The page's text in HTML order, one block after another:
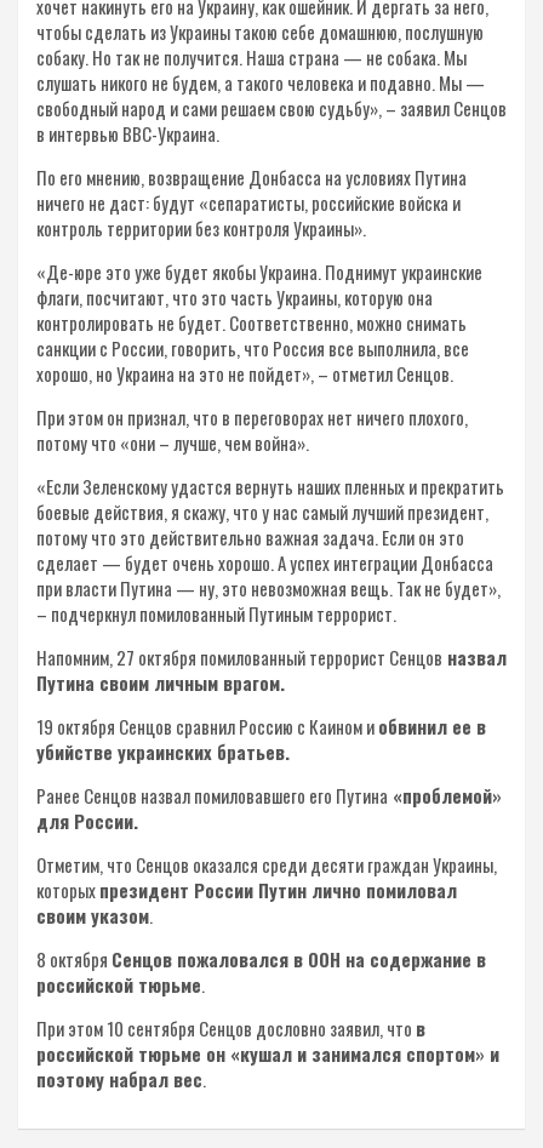
хочет накинуть его на Украину, как ошейник. И дергать за него,
чтобы сделать из Украины такою себе домашнюю, послушную
собаку. Но так не получится. Наша страна — не собака. Мы
слушать никого не будем, а такого человека и подавно. Мы —
свободный народ и сами решаем свою судьбу», – заявил Сенцов
в интервью ВВС-Украина.
По его мнению, возвращение Донбасса на условиях Путина
ничего не даст: будут «сепаратисты, российские войска и
контроль территории без контроля Украины».
«Де-юре это уже будет якобы Украина. Поднимут украинские
флаги, посчитают, что это часть Украины, которую она
контролировать не будет. Соответственно, можно снимать
санкции с России, говорить, что Россия все выполнила, все
хорошо, но Украина на это не пойдет», – отметил Сенцов.
При этом он признал, что в переговорах нет ничего плохого,
потому что «они – лучше, чем война».
«Если Зеленскому удастся вернуть наших пленных и прекратить
боевые действия, я скажу, что у нас самый лучший президент,
потому что это действительно важная задача. Если он это
сделает — будет очень хорошо. А успех интеграции Донбасса
при власти Путина — ну, это невозможная вещь. Так не будет»,
– подчеркнул помилованный Путиным террорист.
Напомним, 27 октября помилованный террорист Сенцов назвал
Путина своим личным врагом.
19 октября Сенцов сравнил Россию с Каином иобвинил ее в
убийстве украинских братьев.
Ранее Сенцов назвал помиловавшего его Путина «проблемой»
для России.
Отметим, что Сенцов оказался среди десяти граждан Украины,
которыхпрезидент России Путин лично помиловал
своим указом.
8 октября Сенцов пожаловался в ООН на содержание в
российской тюрьме.
При этом 10 сентября Сенцов дословно заявил, что в
российской тюрьме он «кушал и занимался спортом» и
поэтому набрал вес.